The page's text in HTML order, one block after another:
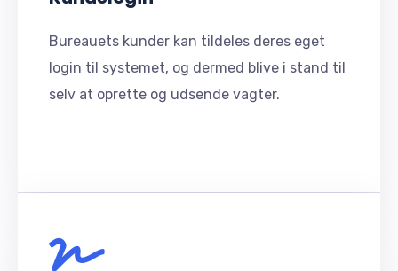
Bureauets kunder kan tildeles deres eget
login til systemet, og dermed blive i stand til
selv at oprette og udsende vagter.